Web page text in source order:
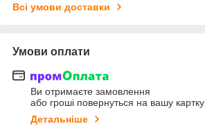
Всі умови доставки
Умови оплати
Ви отримаєте замовлення
або гроші повернуться на вашу картку
Детальніше